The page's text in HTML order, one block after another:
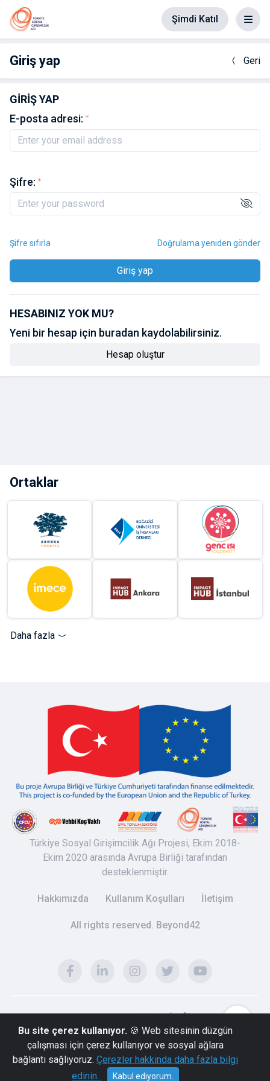
Bu site çerez kullanıyor. 🍪 Web sitesinin düzgün
çalışması için çerez kullanıyor ve sosyal ağlara
bağlantı sağlıyoruz. Çerezler hakkında daha fazla bilgi
edinin.
Kabul ediyorum.
Şimdi Katıl
Giriş yap Geri
GIRIŞ YAP
E-posta adresi:
Şifre:
Şifre sıfırla Doğrulama yeniden gönder
Giriş yap
HESABINIZ YOK MU?
Yeni bir hesap için buradan kaydolabilirsiniz.
Hesap oluştur
Ortaklar
Daha fazla
Türkiye Sosyal Girişimcilik Ağı Projesi, Ekim 2018-
Ekim 2020 arasında Avrupa Birliği tarafından
desteklenmiştir.
Hakkımızda Kullanım Koşulları İletişim
All rights reserved. Beyond42